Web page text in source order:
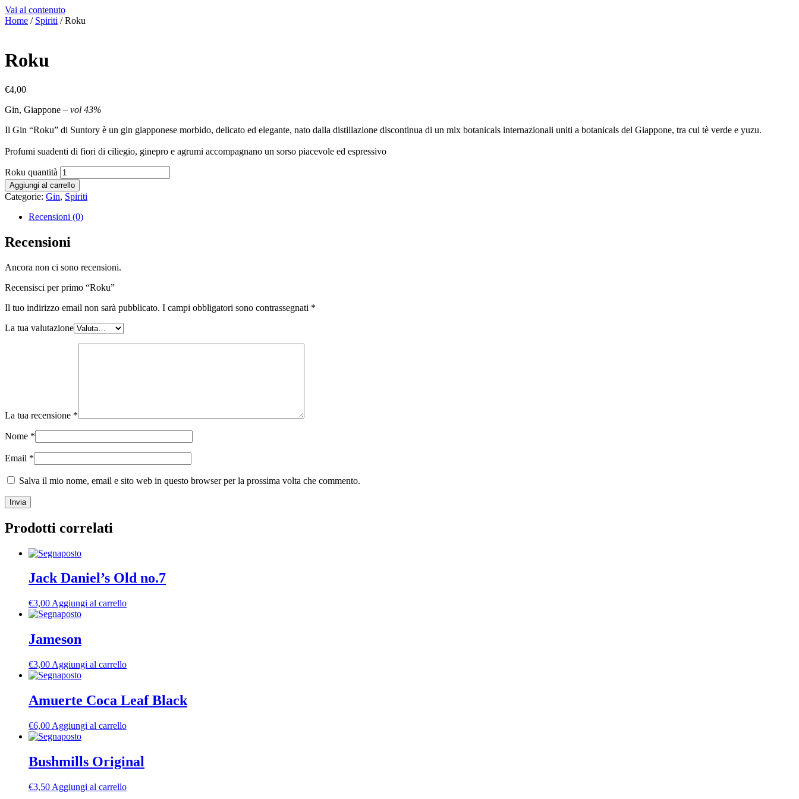
Vai al contenuto
Home / Spiriti / Roku
Roku
€4,00
Gin, Giappone – vol 43%
Il Gin “Roku” di Suntory è un gin giapponese morbido, delicato ed elegante, nato dalla distillazione discontinua di un mix botanicals internazionali uniti a botanicals del Giappone, tra cui tè verde e yuzu.
Profumi suadenti di fiori di ciliegio, ginepro e agrumi accompagnano un sorso piacevole ed espressivo
Roku quantità
Aggiungi al carrello
Categorie: Gin, Spiriti
Recensioni (0)
Recensioni
Ancora non ci sono recensioni.
Recensisci per primo “Roku”
Il tuo indirizzo email non sarà pubblicato. I campi obbligatori sono contrassegnati *
La tua valutazione
La tua recensione *
Nome *
Email *
Salva il mio nome, email e sito web in questo browser per la prossima volta che commento.
Prodotti correlati
Jack Daniel’s Old no.7
€3,00 Aggiungi al carrello
Jameson
€3,00 Aggiungi al carrello
Amuerte Coca Leaf Black
€6,00 Aggiungi al carrello
Bushmills Original
€3,50 Aggiungi al carrello